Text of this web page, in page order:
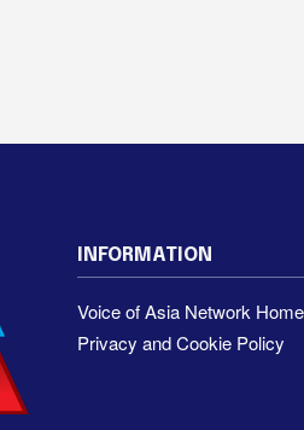
INFORMATION
Voice of Asia Network Home
Privacy and Cookie Policy